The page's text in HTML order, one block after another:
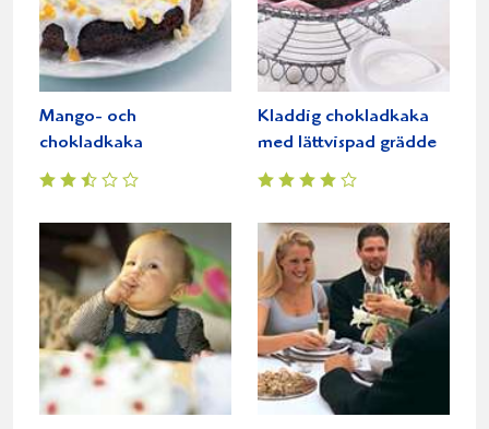
Mango- och
chokladkaka
Kladdig chokladkaka
med lättvispad grädde